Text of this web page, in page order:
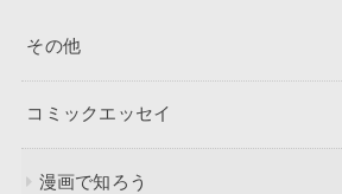
その他
コミックエッセイ
漫画で知ろう